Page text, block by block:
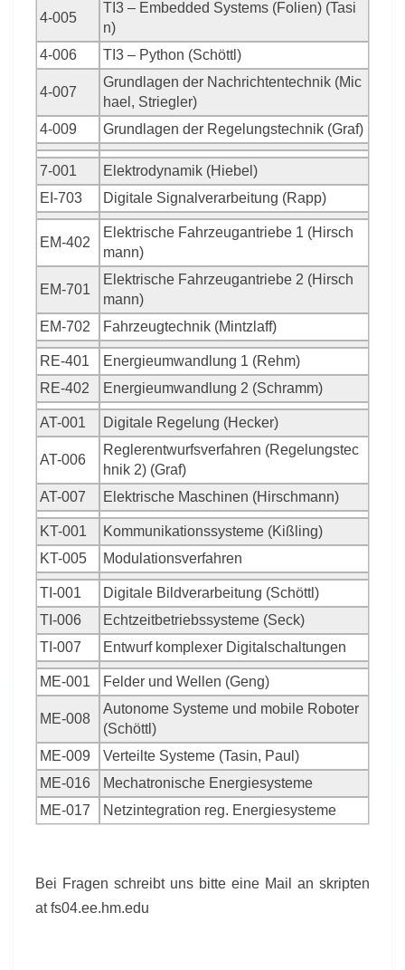
4-005
TI3 – Embedded Systems (Folien) (Tasi
n)
4-006
TI3 – Python (Schöttl)
4-007
Grundlagen der Nachrichtentechnik (Mic
hael, Striegler)
4-009
Grundlagen der Regelungstechnik (Graf)
7-001
Elektrodynamik (Hiebel)
EI-703
Digitale Signalverarbeitung (Rapp)
EM-402
Elektrische Fahrzeugantriebe 1 (Hirsch
mann)
EM-701
Elektrische Fahrzeugantriebe 2 (Hirsch
mann)
EM-702
Fahrzeugtechnik (Mintzlaff)
RE-401
Energieumwandlung 1 (Rehm)
RE-402
Energieumwandlung 2 (Schramm)
AT-001 Digitale Regelung (Hecker)
AT-006
Reglerentwurfsverfahren (Regelungstec
hnik 2) (Graf)
AT-007
Elektrische Maschinen (Hirschmann)
KT-001
Kommunikationssysteme (Kißling)
KT-005
Modulationsverfahren
TI-001
Digitale Bildverarbeitung (Schöttl)
TI-006
Echtzeitbetriebssysteme (Seck)
TI-007
Entwurf komplexer Digitalschaltungen
ME-001 Felder und Wellen (Geng)
ME-008
Autonome Systeme und mobile Roboter
(Schöttl)
ME-009
Verteilte Systeme (Tasin, Paul)
ME-016
Mechatronische Energiesysteme
ME-017
Netzintegration reg. Energiesysteme
Bei Fragen schreibt uns bitte eine Mail an skripten
at fs04.ee.hm.edu